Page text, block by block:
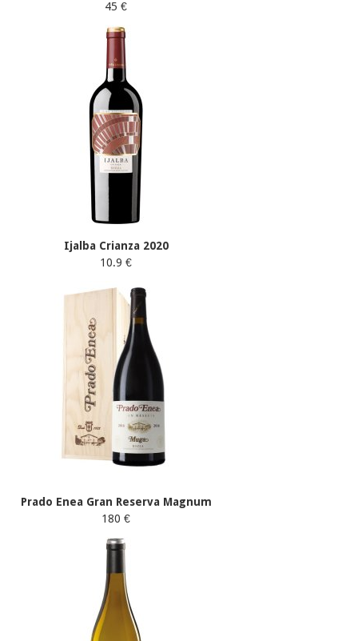
45 €
Ijalba Crianza 2020
10.9 €
Prado Enea Gran Reserva Magnum
180 €